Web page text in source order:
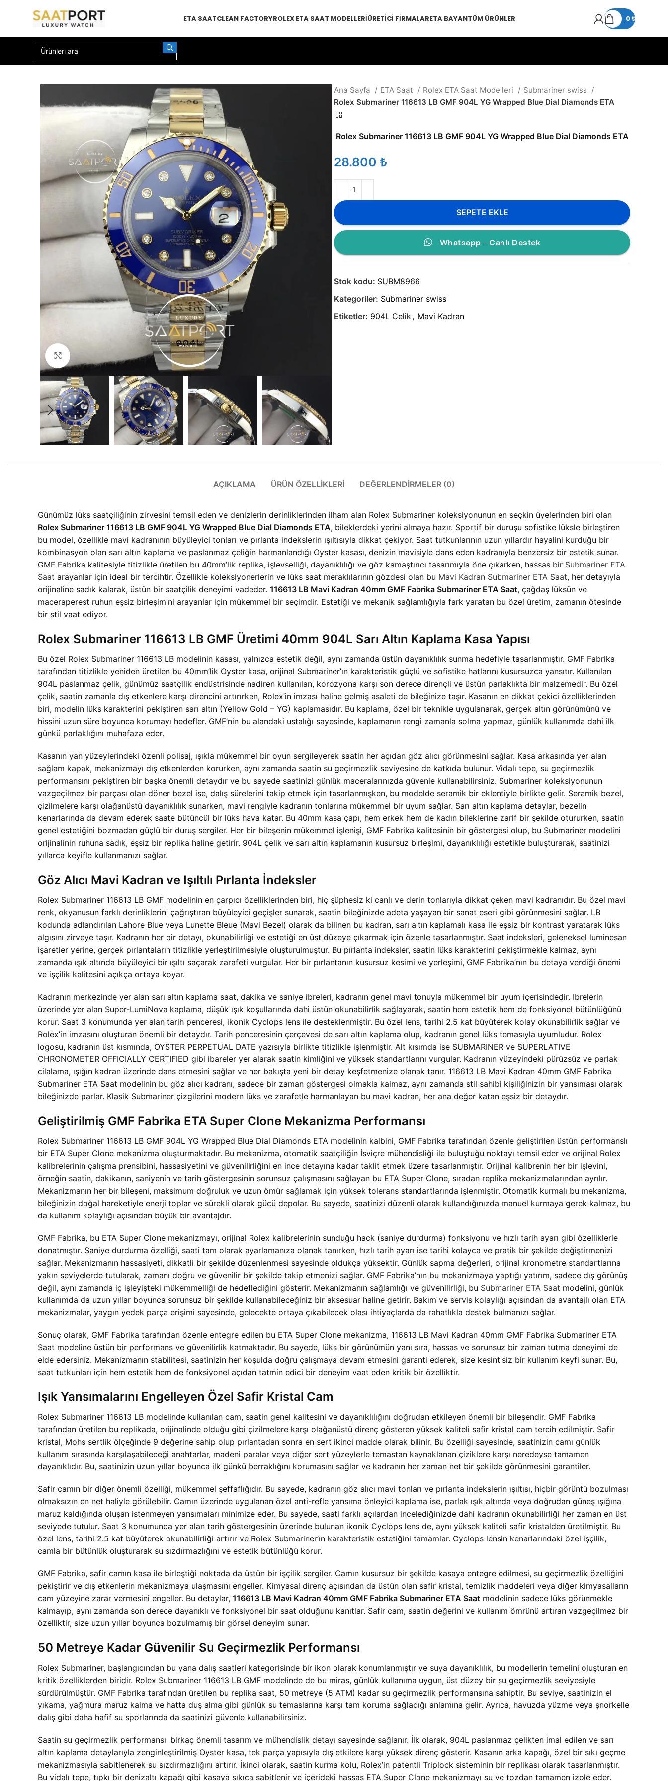
ETA SAATCLEAN FACTORYROLEX ETA SAAT MODELLERIÜRETICI FIRMALARETA BAYANTÜM ÜRÜNLER 0₺
Büyütmek için tıklayın
Ana Sayfa ETA Saat Rolex ETA Saat Modelleri
Submariner swiss
Rolex Submariner 116613 LB GMF 904L YG Wrapped Blue Dial Diamonds ETA
Rolex Submariner 116613 LB GMF 904L YG Wrapped Blue Dial Diamonds ETA
₺
SEPETE EKLE
Whatsapp - Canlı Destek
Stok kodu: SUBM8966
Kategoriler: Submariner swiss
Etiketler: 904L Celik , Mavi Kadran
AÇIKLAMA ÜRÜN ÖZELLIKLERI DEĞERLENDIRMELER (0)
Günümüz lüks saatçiliğinin zirvesini temsil eden ve denizlerin derinliklerinden ilham alan Rolex Submariner koleksiyonunun en seçkin üyelerinden biri olan
Rolex Submariner 116613 LB GMF 904L YG Wrapped Blue Dial Diamonds ETA, bileklerdeki yerini almaya hazır. Sportif bir duruşu sofistike lüksle birleştiren
bu model, özellikle mavi kadranının büyüleyici tonları ve pırlanta indekslerin ışıltısıyla dikkat çekiyor. Saat tutkunlarının uzun yıllardır hayalini kurduğu bir
kombinasyon olan sarı altın kaplama ve paslanmaz çeliğin harmanlandığı Oyster kasası, denizin mavisiyle dans eden kadranıyla benzersiz bir estetik sunar.
GMF Fabrika kalitesiyle titizlikle üretilen bu 40mm’lik replika, işlevselliği, dayanıklılığı ve göz kamaştırıcı tasarımıyla öne çıkarken, hassas bir Submariner ETA
Saat arayanlar için ideal bir tercihtir. Özellikle koleksiyonerlerin ve lüks saat meraklılarının gözdesi olan bu Mavi Kadran Submariner ETA Saat, her detayıyla
orijinaline sadık kalarak, üstün bir saatçilik deneyimi vadeder. 116613 LB Mavi Kadran 40mm GMF Fabrika Submariner ETA Saat, çağdaş lüksün ve
maceraperest ruhun eşsiz birleşimini arayanlar için mükemmel bir seçimdir. Estetiği ve mekanik sağlamlığıyla fark yaratan bu özel üretim, zamanın ötesinde
bir stil vaat ediyor.
Rolеx Submariner 116613 LB GMF Üretimi 40mm 904L Sarı Altın Kaplama Kasa Yapısı
Bu özel Rolex Submariner 116613 LB modelinin kasası, yalnızca estetik değil, aynı zamanda üstün dayanıklılık sunma hedefiyle tasarlanmıştır. GMF Fabrika
tarafından titizlikle yeniden üretilen bu 40mm’lik Oyster kasa, orijinal Submariner’ın karakteristik güçlü ve sofistike hatlarını kusursuzca yansıtır. Kullanılan
904L paslanmaz çelik, günümüz saatçilik endüstrisinde nadiren kullanılan, korozyona karşı son derece dirençli ve üstün parlaklıkta bir malzemedir. Bu özel
çelik, saatin zamanla dış etkenlere karşı direncini artırırken, Rolex’in imzası haline gelmiş asaleti de bileğinize taşır. Kasanın en dikkat çekici özelliklerinden
biri, modelin lüks karakterini pekiştiren sarı altın (Yellow Gold – YG) kaplamasıdır. Bu kaplama, özel bir teknikle uygulanarak, gerçek altın görünümünü ve
hissini uzun süre boyunca korumayı hedefler. GMF’nin bu alandaki ustalığı sayesinde, kaplamanın rengi zamanla solma yapmaz, günlük kullanımda dahi ilk
günkü parlaklığını muhafaza eder.
Kasanın yan yüzeylerindeki özenli polisaj, ışıkla mükemmel bir oyun sergileyerek saatin her açıdan göz alıcı görünmesini sağlar. Kasa arkasında yer alan
sağlam kapak, mekanizmayı dış etkenlerden korurken, aynı zamanda saatin su geçirmezlik seviyesine de katkıda bulunur. Vidalı tepe, su geçirmezlik
performansını pekiştiren bir başka önemli detaydır ve bu sayede saatinizi günlük maceralarınızda güvenle kullanabilirsiniz. Submariner koleksiyonunun
vazgeçilmez bir parçası olan döner bezel ise, dalış sürelerini takip etmek için tasarlanmışken, bu modelde seramik bir eklentiyle birlikte gelir. Seramik bezel,
çizilmelere karşı olağanüstü dayanıklılık sunarken, mavi rengiyle kadranın tonlarına mükemmel bir uyum sağlar. Sarı altın kaplama detaylar, bezelin
kenarlarında da devam ederek saate bütüncül bir lüks hava katar. Bu 40mm kasa çapı, hem erkek hem de kadın bileklerine zarif bir şekilde otururken, saatin
genel estetiğini bozmadan güçlü bir duruş sergiler. Her bir bileşenin mükemmel işlenişi, GMF Fabrika kalitesinin bir göstergesi olup, bu Submariner modelini
orijinalinin ruhuna sadık, eşsiz bir replika haline getirir. 904L çelik ve sarı altın kaplamanın kusursuz birleşimi, dayanıklılığı estetikle buluşturarak, saatinizi
yıllarca keyifle kullanmanızı sağlar.
Göz Alıcı Mavi Kadran ve Işıltılı Pırlanta İndeksler
Rolex Submariner 116613 LB GMF modelinin en çarpıcı özelliklerinden biri, hiç şüphesiz ki canlı ve derin tonlarıyla dikkat çeken mavi kadranıdır. Bu özel mavi
renk, okyanusun farklı derinliklerini çağrıştıran büyüleyici geçişler sunarak, saatin bileğinizde adeta yaşayan bir sanat eseri gibi görünmesini sağlar. LB
kodunda adlandırılan Lahore Blue veya Lunette Bleue (Mavi Bezel) olarak da bilinen bu kadran, sarı altın kaplamalı kasa ile eşsiz bir kontrast yaratarak lüks
algısını zirveye taşır. Kadranın her bir detayı, okunabilirliği ve estetiği en üst düzeye çıkarmak için özenle tasarlanmıştır. Saat indeksleri, geleneksel luminesan
işaretler yerine, gerçek pırlantaların titizlikle yerleştirilmesiyle oluşturulmuştur. Bu pırlanta indeksler, saatin lüks karakterini pekiştirmekle kalmaz, aynı
zamanda ışık altında büyüleyici bir ışıltı saçarak zarafeti vurgular. Her bir pırlantanın kusursuz kesimi ve yerleşimi, GMF Fabrika’nın bu detaya verdiği önemi
ve işçilik kalitesini açıkça ortaya koyar.
Kadranın merkezinde yer alan sarı altın kaplama saat, dakika ve saniye ibreleri, kadranın genel mavi tonuyla mükemmel bir uyum içerisindedir. Ibrelerin
üzerinde yer alan Super-LumiNova kaplama, düşük ışık koşullarında dahi üstün okunabilirlik sağlayarak, saatin hem estetik hem de fonksiyonel bütünlüğünü
korur. Saat 3 konumunda yer alan tarih penceresi, ikonik Cyclops lens ile desteklenmiştir. Bu özel lens, tarihi 2.5 kat büyüterek kolay okunabilirlik sağlar ve
Rolex’in imzasını oluşturan önemli bir detaydır. Tarih penceresinin çerçevesi de sarı altın kaplama olup, kadranın genel lüks temasıyla uyumludur. Rolex
logosu, kadranın üst kısmında, OYSTER PERPETUAL DATE yazısıyla birlikte titizlikle işlenmiştir. Alt kısımda ise SUBMARINER ve SUPERLATIVE
CHRONOMETER OFFICIALLY CERTIFIED gibi ibareler yer alarak saatin kimliğini ve yüksek standartlarını vurgular. Kadranın yüzeyindeki pürüzsüz ve parlak
cilalama, ışığın kadran üzerinde dans etmesini sağlar ve her bakışta yeni bir detay keşfetmenize olanak tanır. 116613 LB Mavi Kadran 40mm GMF Fabrika
Submariner ETA Saat modelinin bu göz alıcı kadranı, sadece bir zaman göstergesi olmakla kalmaz, aynı zamanda stil sahibi kişiliğinizin bir yansıması olarak
bileğinizde parlar. Klasik Submariner çizgilerini modern lüks ve zarafetle harmanlayan bu mavi kadran, her ana değer katan eşsiz bir detaydır.
Geliştirilmiş GMF Fabrika ETA Super Clone Mekanizma Performansı
Rolex Submariner 116613 LB GMF 904L YG Wrapped Blue Dial Diamonds ETA modelinin kalbini, GMF Fabrika tarafından özenle geliştirilen üstün performanslı
bir ETA Super Clone mekanizma oluşturmaktadır. Bu mekanizma, otomatik saatçiliğin İsviçre mühendisliği ile buluştuğu noktayı temsil eder ve orijinal Rolex
kalibrelerinin çalışma prensibini, hassasiyetini ve güvenilirliğini en ince detayına kadar taklit etmek üzere tasarlanmıştır. Orijinal kalibrenin her bir işlevini,
örneğin saatin, dakikanın, saniyenin ve tarih göstergesinin sorunsuz çalışmasını sağlayan bu ETA Super Clone, sıradan replika mekanizmalarından ayrılır.
Mekanizmanın her bir bileşeni, maksimum doğruluk ve uzun ömür sağlamak için yüksek tolerans standartlarında işlenmiştir. Otomatik kurmalı bu mekanizma,
bileğinizin doğal hareketiyle enerji toplar ve sürekli olarak gücü depolar. Bu sayede, saatinizi düzenli olarak kullandığınızda manuel kurmaya gerek kalmaz, bu
da kullanım kolaylığı açısından büyük bir avantajdır.
GMF Fabrika, bu ETA Super Clone mekanizmayı, orijinal Rolex kalibrelerinin sunduğu hack (saniye durdurma) fonksiyonu ve hızlı tarih ayarı gibi özelliklerle
donatmıştır. Saniye durdurma özelliği, saati tam olarak ayarlamanıza olanak tanırken, hızlı tarih ayarı ise tarihi kolayca ve pratik bir şekilde değiştirmenizi
sağlar. Mekanizmanın hassasiyeti, dikkatli bir şekilde düzenlenmesi sayesinde oldukça yüksektir. Günlük sapma değerleri, orijinal kronometre standartlarına
yakın seviyelerde tutularak, zamanı doğru ve güvenilir bir şekilde takip etmenizi sağlar. GMF Fabrika’nın bu mekanizmaya yaptığı yatırım, sadece dış görünüş
değil, aynı zamanda iç işleyişteki mükemmelliği de hedeflediğini gösterir. Mekanizmanın sağlamlığı ve güvenilirliği, bu Submariner ETA Saat modelini, günlük
kullanımda da uzun yıllar boyunca sorunsuz bir şekilde kullanabileceğiniz bir aksesuar haline getirir. Bakım ve servis kolaylığı açısından da avantajlı olan ETA
mekanizmalar, yaygın yedek parça erişimi sayesinde, gelecekte ortaya çıkabilecek olası ihtiyaçlarda da rahatlıkla destek bulmanızı sağlar.
Sonuç olarak, GMF Fabrika tarafından özenle entegre edilen bu ETA Super Clone mekanizma, 116613 LB Mavi Kadran 40mm GMF Fabrika Submariner ETA
Saat modeline üstün bir performans ve güvenilirlik katmaktadır. Bu sayede, lüks bir görünümün yanı sıra, hassas ve sorunsuz bir zaman tutma deneyimi de
elde edersiniz. Mekanizmanın stabilitesi, saatinizin her koşulda doğru çalışmaya devam etmesini garanti ederek, size kesintisiz bir kullanım keyfi sunar. Bu,
saat tutkunları için hem estetik hem de fonksiyonel açıdan tatmin edici bir deneyim vaat eden kritik bir özelliktir.
Işık Yansımalarını Engelleyen Özel Safir Kristal Cam
Rolex Submariner 116613 LB modelinde kullanılan cam, saatin genel kalitesini ve dayanıklılığını doğrudan etkileyen önemli bir bileşendir. GMF Fabrika
tarafından üretilen bu replikada, orijinalinde olduğu gibi çizilmelere karşı olağanüstü direnç gösteren yüksek kaliteli safir kristal cam tercih edilmiştir. Safir
kristal, Mohs sertlik ölçeğinde 9 değerine sahip olup pırlantadan sonra en sert ikinci madde olarak bilinir. Bu özelliği sayesinde, saatinizin camı günlük
kullanım sırasında karşılaşabileceği anahtarlar, madeni paralar veya diğer sert yüzeylerle temastan kaynaklanan çiziklere karşı neredeyse tamamen
dayanıklıdır. Bu, saatinizin uzun yıllar boyunca ilk günkü berraklığını korumasını sağlar ve kadranın her zaman net bir şekilde görünmesini garantiler.
Safir camın bir diğer önemli özelliği, mükemmel şeffaflığıdır. Bu sayede, kadranın göz alıcı mavi tonları ve pırlanta indekslerin ışıltısı, hiçbir görüntü bozulması
olmaksızın en net haliyle görülebilir. Camın üzerinde uygulanan özel anti-refle yansıma önleyici kaplama ise, parlak ışık altında veya doğrudan güneş ışığına
maruz kaldığında oluşan istenmeyen yansımaları minimize eder. Bu sayede, saati farklı açılardan incelediğinizde dahi kadranın okunabilirliği her zaman en üst
seviyede tutulur. Saat 3 konumunda yer alan tarih göstergesinin üzerinde bulunan ikonik Cyclops lens de, aynı yüksek kaliteli safir kristalden üretilmiştir. Bu
özel lens, tarihi 2.5 kat büyüterek okunabilirliği artırır ve Rolex Submariner’ın karakteristik estetiğini tamamlar. Cyclops lensin kenarlarındaki özel işçilik,
camla bir bütünlük oluşturarak su sızdırmazlığını ve estetik bütünlüğü korur.
GMF Fabrika, safir camın kasa ile birleştiği noktada da üstün bir işçilik sergiler. Camın kusursuz bir şekilde kasaya entegre edilmesi, su geçirmezlik özelliğini
pekiştirir ve dış etkenlerin mekanizmaya ulaşmasını engeller. Kimyasal direnç açısından da üstün olan safir kristal, temizlik maddeleri veya diğer kimyasalların
cam yüzeyine zarar vermesini engeller. Bu detaylar, 116613 LB Mavi Kadran 40mm GMF Fabrika Submariner ETA Saat modelinin sadece lüks görünmekle
kalmayıp, aynı zamanda son derece dayanıklı ve fonksiyonel bir saat olduğunu kanıtlar. Safir cam, saatin değerini ve kullanım ömrünü artıran vazgeçilmez bir
özelliktir, size uzun yıllar boyunca bozulmamış bir görsel deneyim sunar.
50 Metreye Kadar Güvenilir Su Geçirmezlik Performansı
Rolex Submariner, başlangıcından bu yana dalış saatleri kategorisinde bir ikon olarak konumlanmıştır ve suya dayanıklılık, bu modellerin temelini oluşturan en
kritik özelliklerden biridir. Rolex Submariner 116613 LB GMF modelinde de bu miras, günlük kullanıma uygun, üst düzey bir su geçirmezlik seviyesiyle
sürdürülmüştür. GMF Fabrika tarafından üretilen bu replika saat, 50 metreye (5 ATM) kadar su geçirmezlik performansına sahiptir. Bu seviye, saatinizin el
yıkama, yağmura maruz kalma ve hatta duş alma gibi günlük su temaslarına karşı tam koruma sağladığı anlamına gelir. Ayrıca, havuzda yüzme veya şnorkelle
dalış gibi daha hafif su sporlarında da saatinizi güvenle kullanabilirsiniz.
Saatin su geçirmezlik performansı, birkaç önemli tasarım ve mühendislik detayı sayesinde sağlanır. İlk olarak, 904L paslanmaz çelikten imal edilen ve sarı
altın kaplama detaylarıyla zenginleştirilmiş Oyster kasa, tek parça yapısıyla dış etkilere karşı yüksek direnç gösterir. Kasanın arka kapağı, özel bir sıkı geçme
mekanizmasıyla sabitlenerek su sızdırmazlığını artırır. İkinci olarak, saatin kurma kolu, Rolex’in patentli Triplock sisteminin bir replikası olarak tasarlanmıştır.
Bu vidalı tepe, tıpkı bir denizaltı kapağı gibi kasaya sıkıca sabitlenir ve içerideki hassas ETA Super Clone mekanizmayı su ve tozdan tamamen izole eder.